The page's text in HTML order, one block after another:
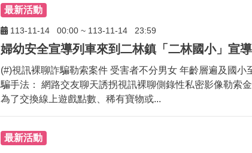
最新活動
113-11-14 00:00~ 113-11-14 23:59
(#)視訊裸聊詐騙勒索案件 受害者不分男女 年齡層遍及國小
騙手法： 網路交友聊天誘拐視訊裸聊側錄性私密影像勒索
為了交換線上遊戲點數、稀有寶物或...
最新活動